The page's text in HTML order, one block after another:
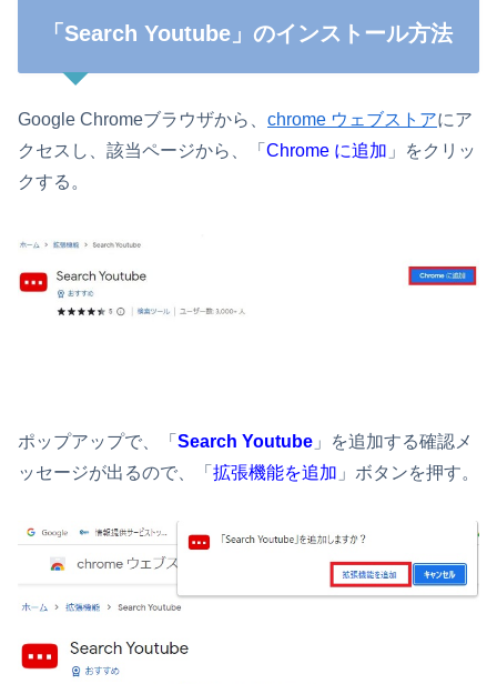
「Search Youtube」のインストール方法
Google Chromeブラウザから、 chrome ウェブストアにア
クセスし、該当ページから、「 Chrome に追加 」をクリッ
クする。
ポップアップで、「 Search Youtube 」を追加する確認メ
ッセージが出るので、「 拡張機能を追加 」ボタンを押す。